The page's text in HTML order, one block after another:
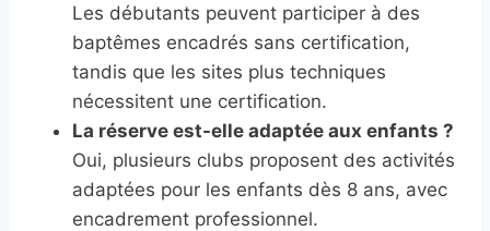
Les débutants peuvent participer à des
baptêmes encadrés sans certification,
tandis que les sites plus techniques
nécessitent une certification.
La réserve est-elle adaptée aux enfants ?
Oui, plusieurs clubs proposent des activités
adaptées pour les enfants dès 8 ans, avec
encadrement professionnel.